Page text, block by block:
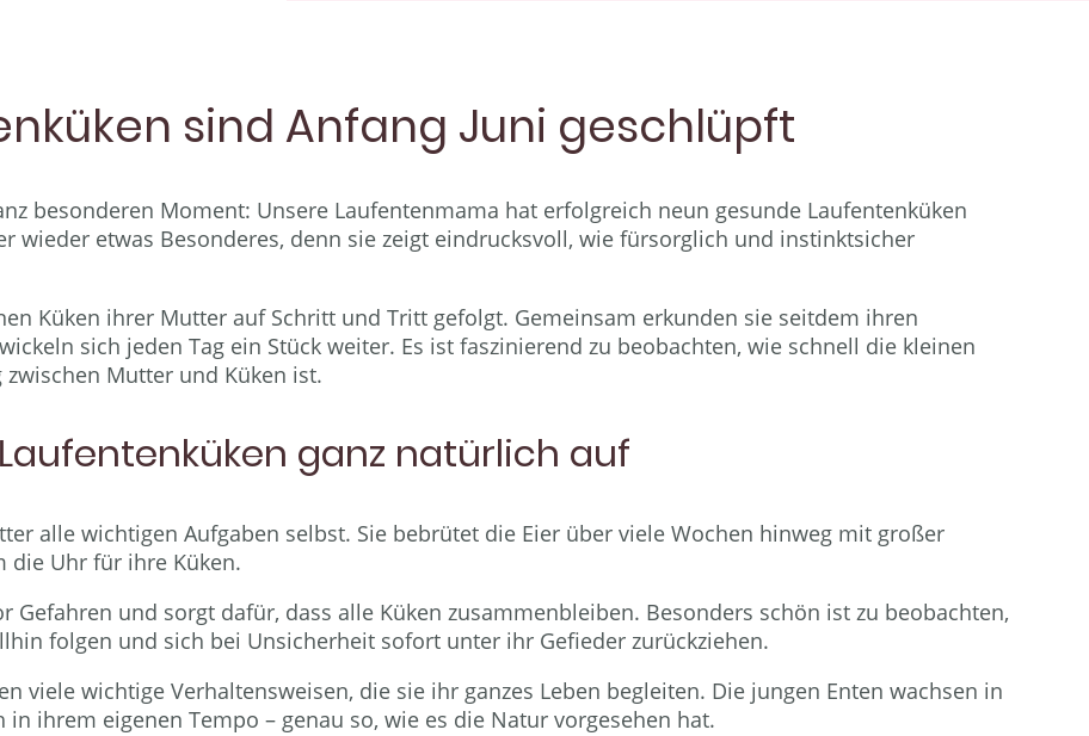
sind Anfang Juni geschlüpft
besonderen Moment: Unsere Laufentenmama hat erfolgreich neun gesunde Laufentenküken
wieder etwas Besonderes, denn sie zeigt eindrucksvoll, wie fürsorglich und instinktsicher
Küken ihrer Mutter auf Schritt und Tritt gefolgt. Gemeinsam erkunden sie seitdem ihren
sich jeden Tag ein Stück weiter. Es ist faszinierend zu beobachten, wie schnell die kleinen
Mutter und Küken ist.
ganz natürlich auf
alle wichtigen Aufgaben selbst. Sie bebrütet die Eier über viele Wochen hinweg mit großer
die Uhr für ihre Küken.
Gefahren und sorgt dafür, dass alle Küken zusammenbleiben. Besonders schön ist zu beobachten,
folgen und sich bei Unsicherheit sofort unter ihr Gefieder zurückziehen.
viele wichtige Verhaltensweisen, die sie ihr ganzes Leben begleiten. Die jungen Enten wachsen in
ihrem eigenen Tempo – genau so, wie es die Natur vorgesehen hat.